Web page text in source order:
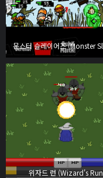
몬스터 슬레이어즈 (Monster
위자드 런 (Wizard's